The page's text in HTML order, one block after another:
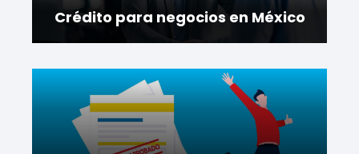
Crédito para negocios en México